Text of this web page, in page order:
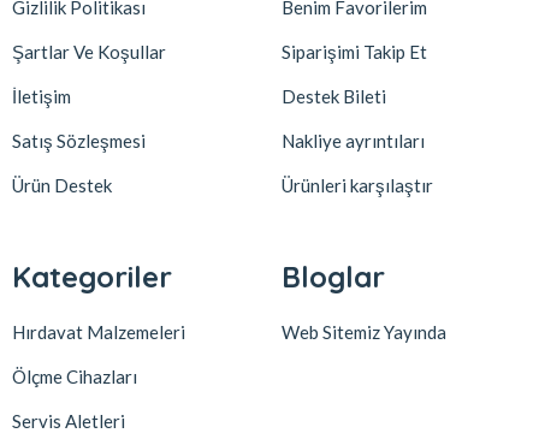
Gizlilik Politikası
Şartlar Ve Koşullar
İletişim
Satış Sözleşmesi
Ürün Destek
Benim Favorilerim
Siparişimi Takip Et
Destek Bileti
Nakliye ayrıntıları
Ürünleri karşılaştır
Kategoriler
Hırdavat Malzemeleri
Ölçme Cihazları
Servis Aletleri
Bloglar
Web Sitemiz Yayında